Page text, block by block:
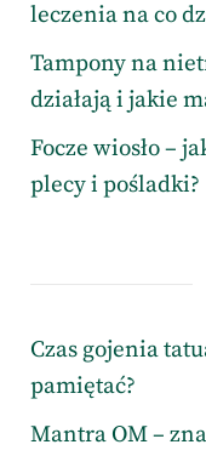
leczenia na co
Tampony na
działają i jakie
Focze wiosło –
plecy i pośladki?
Czas gojenia
pamiętać?
Mantra OM –